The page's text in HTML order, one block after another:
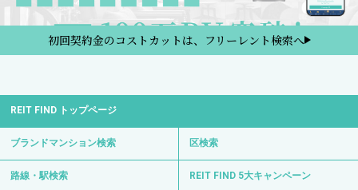
初回契約金のコストカットは、フリーレント検索へ
REIT FIND トップページ
ブランドマンション検索 区検索
路線・駅検索 REIT FIND 5大キャンペーン